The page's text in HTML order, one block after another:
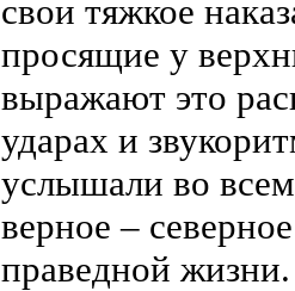
свои тяжкое
просящие у
выражают это
ударах и
услышали во
верное –
праведной жизни.